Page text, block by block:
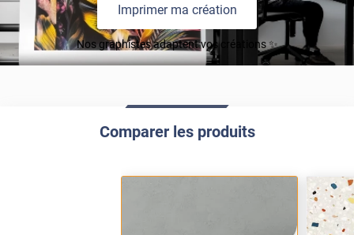
Imprimer ma création
Nos graphistes adaptent vos créations ✨
Comparer les produits